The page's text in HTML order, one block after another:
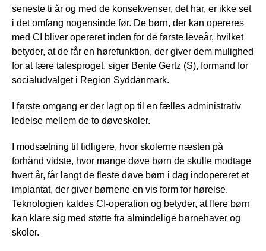
seneste ti år og med de konsekvenser, det har, er ikke set
i det omfang nogensinde før. De børn, der kan opereres
med CI bliver opereret inden for de første leveår, hvilket
betyder, at de får en hørefunktion, der giver dem mulighed
for at lære talesproget, siger Bente Gertz (S), formand for
socialudvalget i Region Syddanmark.
I første omgang er der lagt op til en fælles administrativ
ledelse mellem de to døveskoler.
I modsætning til tidligere, hvor skolerne næsten på
forhånd vidste, hvor mange døve børn de skulle modtage
hvert år, får langt de fleste døve børn i dag indopereret et
implantat, der giver børnene en vis form for hørelse.
Teknologien kaldes CI-operation og betyder, at flere børn
kan klare sig med støtte fra almindelige børnehaver og
skoler.